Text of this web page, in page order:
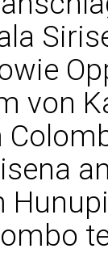
von